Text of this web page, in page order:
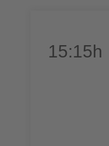
15:15h